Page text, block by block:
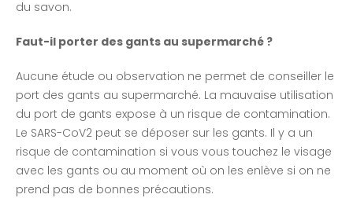
du savon.
Faut-il porter des gants au supermarché ?
Aucune étude ou observation ne permet de conseiller le
port des gants au supermarché. La mauvaise utilisation
du port de gants expose à un risque de contamination.
Le SARS-CoV2 peut se déposer sur les gants. Il y a un
risque de contamination si vous vous touchez le visage
avec les gants ou au moment où on les enlève si on ne
prend pas de bonnes précautions.